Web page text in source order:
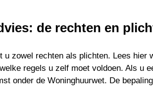
de rechten en
u zowel rechten als plichten. Lees hier
regels u zelf moet voldoen. Als u
onder de Woninghuurwet. De